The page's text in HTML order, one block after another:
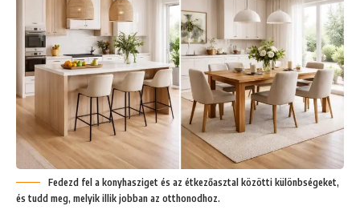
Fedezd fel a konyhasziget és az étkezőasztal közötti különbségeket,
és tudd meg, melyik illik jobban az otthonodhoz.